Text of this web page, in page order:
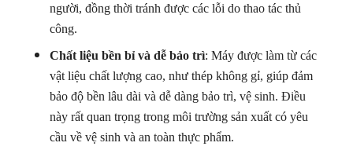
người, đồng thời tránh được các lỗi do thao tác thủ
công.
Chất liệu bền bỉ và dễ bảo trì: Máy được làm từ các
vật liệu chất lượng cao, như thép không gỉ, giúp đảm
bảo độ bền lâu dài và dễ dàng bảo trì, vệ sinh. Điều
này rất quan trọng trong môi trường sản xuất có yêu
cầu về vệ sinh và an toàn thực phẩm.